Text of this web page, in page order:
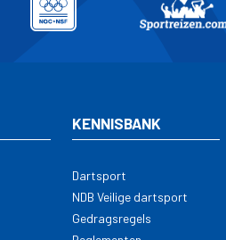
KENNISBANK
Dartsport
NDB Veilige dartsport
Gedragsregels